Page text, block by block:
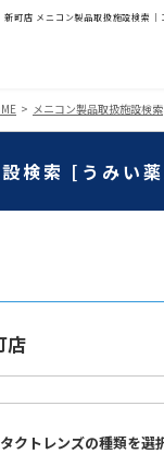
町店 メニコン製品取扱施設検索│
メニコン製品取扱施設検索
設検索 [うみい
店
クトレンズの種類を選